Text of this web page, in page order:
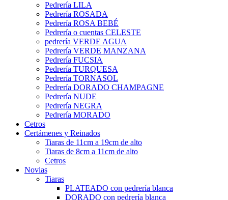
Pedrería LILA
Pedrería ROSADA
Pedrería ROSA BEBÉ
Pedrería o cuentas CELESTE
pedrería VERDE AGUA
Pedrería VERDE MANZANA
Pedrería FUCSIA
Pedrería TURQUESA
Pedrería TORNASOL
Pedrería DORADO CHAMPAGNE
Pedrería NUDE
Pedrería NEGRA
Pedrería MORADO
Cetros
Certámenes y Reinados
Tiaras de 11cm a 19cm de alto
Tiaras de 8cm a 11cm de alto
Cetros
Novias
Tiaras
PLATEADO con pedrería blanca
DORADO con pedrería blanca